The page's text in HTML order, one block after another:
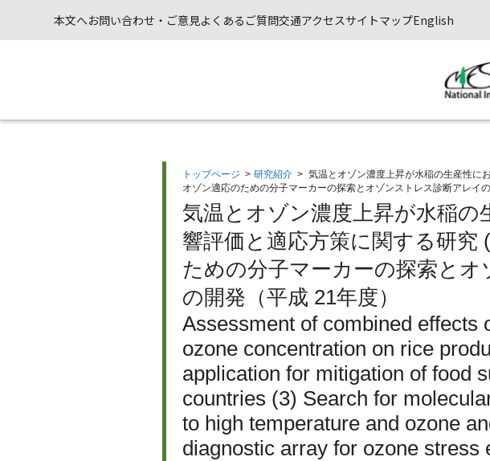
本文へお問い合わせ・ご意見よくあるご質問交通アクセスサイトマップEnglish
トップページ > 研究紹介 > 気温とオゾン濃度上昇が水稲の生産性に
オゾン適応のための分子マーカーの探索とオゾンストレス診断アレイ
気温とオゾン濃度上昇が水稲の
響評価と適応方策に関する研究
ための分子マーカーの探索と
の開発（平成 21年度）
Assessment of combined effects
ozone concentration on rice
application for mitigation of food
countries (3) Search for
to high temperature and ozone
diagnostic array for ozone stress